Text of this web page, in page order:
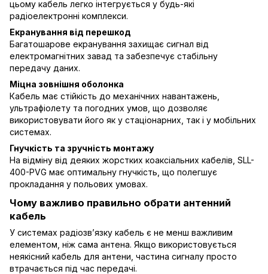
цьому кабель легко інтегрується у будь-які
радіоелектронні комплекси.
Екранування від перешкод
Багатошарове екранування захищає сигнал від
електромагнітних завад та забезпечує стабільну
передачу даних.
Міцна зовнішня оболонка
Кабель має стійкість до механічних навантажень,
ультрафіолету та погодних умов, що дозволяє
використовувати його як у стаціонарних, так і у мобільних
системах.
Гнучкість та зручність монтажу
На відміну від деяких жорстких коаксіальних кабелів, SLL-
400-PVG має оптимальну гнучкість, що полегшує
прокладання у польових умовах.
Чому важливо правильно обрати антенний
кабель
У системах радіозв’язку кабель є не менш важливим
елементом, ніж сама антена. Якщо використовується
неякісний кабель для антени, частина сигналу просто
втрачається під час передачі.